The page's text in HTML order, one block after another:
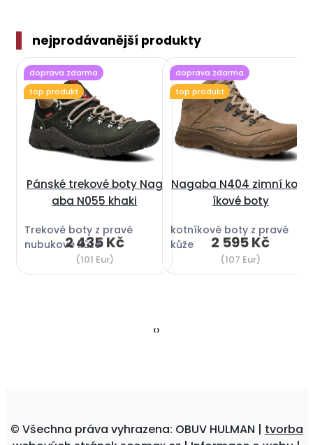
nejprodávanější produkty
Pánské trekové boty Nag
aba N055 khaki
Trekové boty z pravé
nubukové kůže
2 435 Kč
(101 Eur)
doprava zdarma
top produkt
Nagaba N404 zimní kotn
íkové boty
kotníkové boty z pravé
kůže
2 595 Kč
(107 Eur)
doprava zdarma
top produkt
‹›
© Všechna práva vyhrazena: OBUV HULMAN | tvorba